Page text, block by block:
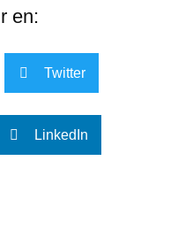
en:
Twitter
LinkedIn